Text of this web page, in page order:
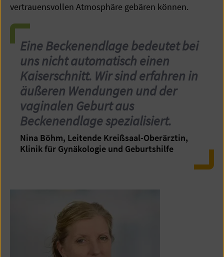
vertrauensvollen Atmosphäre gebären können.
Eine Beckenendlage bedeutet bei
uns nicht automatisch einen
Kaiserschnitt. Wir sind erfahren in
äußeren Wendungen und der
vaginalen Geburt aus
Beckenendlage spezialisiert.
Nina Böhm, Leitende Kreißsaal-Oberärztin,
Klinik für Gynäkologie und Geburtshilfe